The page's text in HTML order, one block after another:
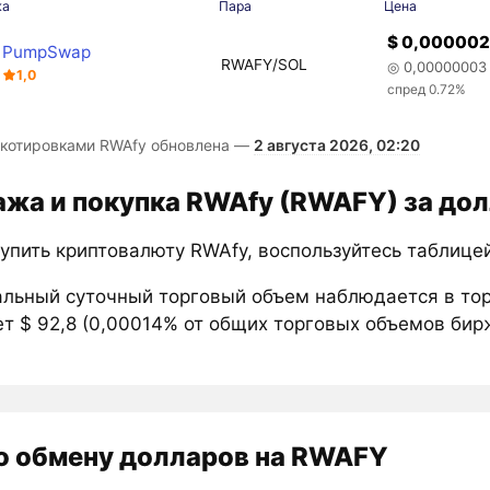
Пара Цена
PumpSwap
1,0
RWAFY/SOL
$
◎ 0,00000003
спред 0.72%
RWAfy обновлена — 2 августа 2026, 02:20
и покупка RWAfy (RWAFY) за
криптовалюту RWAfy, воспользуйтесь
суточный торговый объем наблюдается в
$ 92,8 (0,00014% от общих торговых объемов
обмену долларов на RWAFY